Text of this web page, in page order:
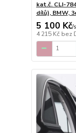
kat.č. CLI-
dílů), BMW,
5 100 Kč/
4 215 Kč bez